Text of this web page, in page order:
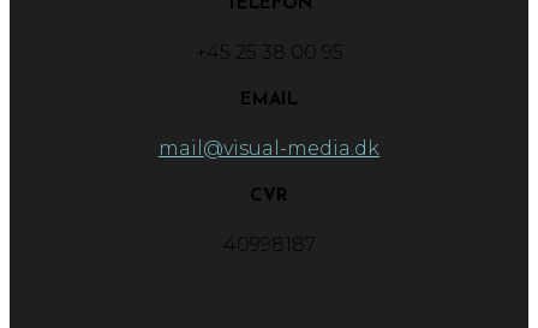
TELEFON
+45 25 38 00 95
EMAIL
mail@visual-media.dk
CVR
40998187